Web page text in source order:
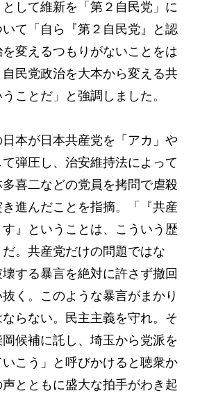
して維新を「第２自民党」に
て「自ら『第２自民党』と認
変えるつもりがないことをは
民党政治を大本から変える共
ことだ」と強調しました。
本が日本共産党を「アカ」や
て弾圧し、治安維持法によって
喜二などの党員を拷問で虐殺
進んだことを指摘。「『共産
』ということは、こういう歴
。共産党だけの問題ではな
する暴言を絶対に許さず撤回
く。このような暴言がまかり
らない。民主主義を守れ。そ
候補に託し、埼玉から党派を
こう」と呼びかけると聴衆か
とともに盛大な拍手がわき起